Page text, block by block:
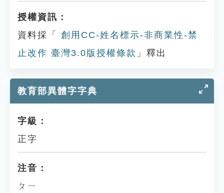
授權資訊：
資料採「
創用CC-姓名標示-非商業性-禁
止改作 臺灣3.0版授權條款 」釋出
教育部異體字字典
字級：
正字
注音：
ㄆㄧ